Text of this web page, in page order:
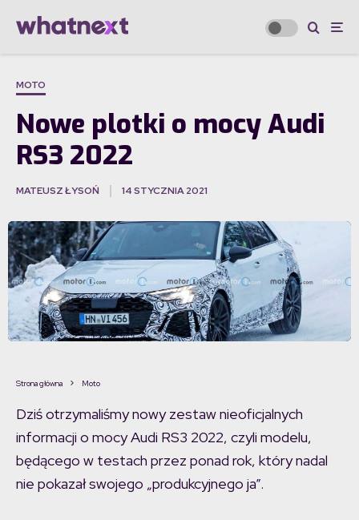
MOTO
Nowe plotki o mocy Audi
RS3 2022
MATEUSZ ŁYSOŃ 14 STYCZNIA 2021
Strona główna Moto
Dziś otrzymaliśmy nowy zestaw nieoficjalnych
informacji o mocy Audi RS3 2022, czyli modelu,
będącego w testach przez ponad rok, który nadal
nie pokazał swojego „produkcyjnego ja”.